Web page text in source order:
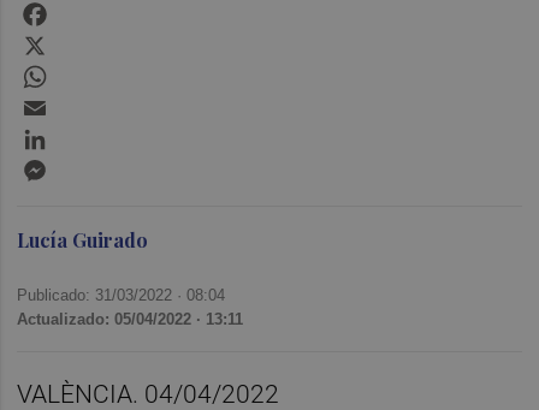
Lucía Guirado
Publicado: 31/03/2022 ·08:04
Actualizado: 05/04/2022 · 13:11
VALÈNCIA. 04/04/2022